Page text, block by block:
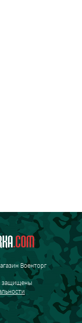
Военторг
защищены